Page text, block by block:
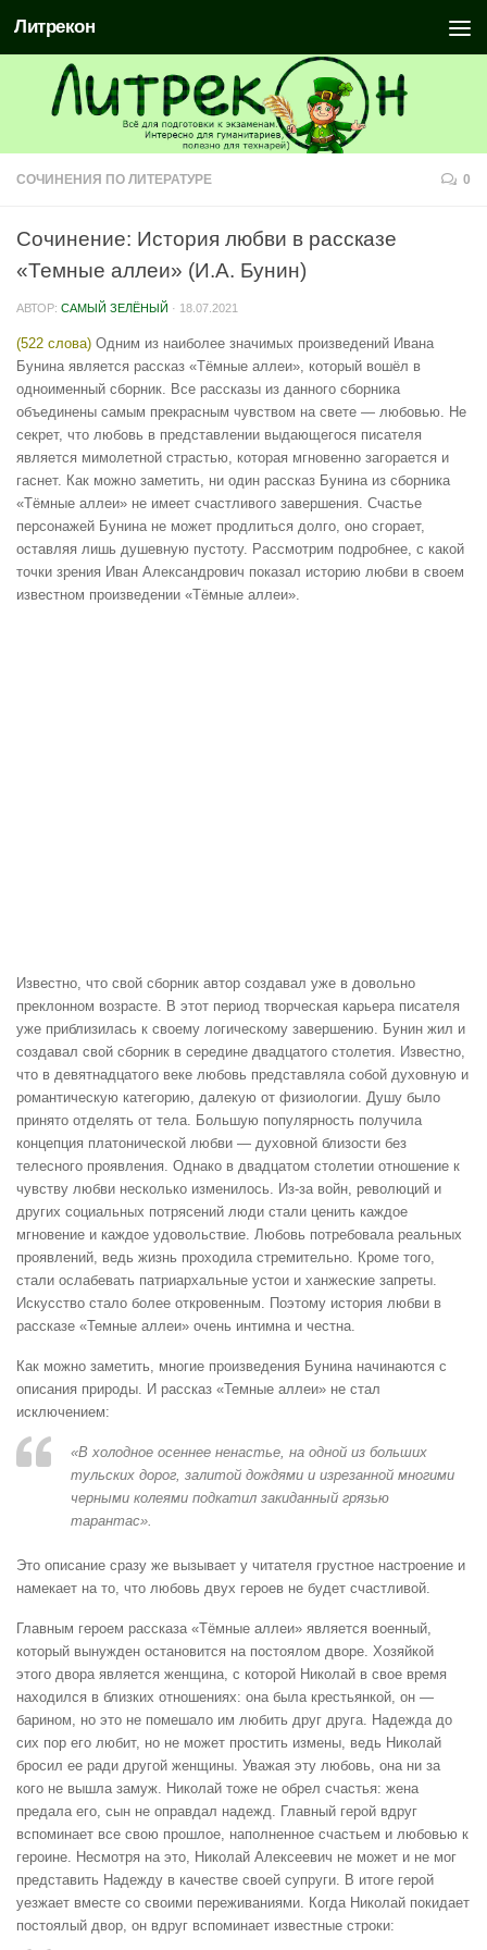
Литрекон
СОЧИНЕНИЯ ПО ЛИТЕРАТУРЕ 0
Сочинение: История любви в рассказе
«Темные аллеи» (И.А. Бунин)
АВТОР: САМЫЙ ЗЕЛЁНЫЙ · 18.07.2021
(522 слова) Одним из наиболее значимых произведений Ивана
Бунина является рассказ «Тёмные аллеи», который вошёл в
одноименный сборник. Все рассказы из данного сборника
объединены самым прекрасным чувством на свете — любовью. Не
секрет, что любовь в представлении выдающегося писателя
является мимолетной страстью, которая мгновенно загорается и
гаснет. Как можно заметить, ни один рассказ Бунина из сборника
«Тёмные аллеи» не имеет счастливого завершения. Счастье
персонажей Бунина не может продлиться долго, оно сгорает,
оставляя лишь душевную пустоту. Рассмотрим подробнее, с какой
точки зрения Иван Александрович показал историю любви в своем
известном произведении «Тёмные аллеи».
Известно, что свой сборник автор создавал уже в довольно
преклонном возрасте. В этот период творческая карьера писателя
уже приблизилась к своему логическому завершению. Бунин жил и
создавал свой сборник в середине двадцатого столетия. Известно,
что в девятнадцатого веке любовь представляла собой духовную и
романтическую категорию, далекую от физиологии. Душу было
принято отделять от тела. Большую популярность получила
концепция платонической любви — духовной близости без
телесного проявления. Однако в двадцатом столетии отношение к
чувству любви несколько изменилось. Из-за войн, революций и
других социальных потрясений люди стали ценить каждое
мгновение и каждое удовольствие. Любовь потребовала реальных
проявлений, ведь жизнь проходила стремительно. Кроме того,
стали ослабевать патриархальные устои и ханжеские запреты.
Искусство стало более откровенным. Поэтому история любви в
рассказе «Темные аллеи» очень интимна и честна.
Как можно заметить, многие произведения Бунина начинаются с
описания природы. И рассказ «Темные аллеи» не стал
исключением:
«В холодное осеннее ненастье, на одной из больших
тульских дорог, залитой дождями и изрезанной многими
черными колеями подкатил закиданный грязью
тарантас».
Это описание сразу же вызывает у читателя грустное настроение и
намекает на то, что любовь двух героев не будет счастливой.
Главным героем рассказа «Тёмные аллеи» является военный,
который вынужден остановится на постоялом дворе. Хозяйкой
этого двора является женщина, с которой Николай в свое время
находился в близких отношениях: она была крестьянкой, он —
барином, но это не помешало им любить друг друга. Надежда до
сих пор его любит, но не может простить измены, ведь Николай
бросил ее ради другой женщины. Уважая эту любовь, она ни за
кого не вышла замуж. Николай тоже не обрел счастья: жена
предала его, сын не оправдал надежд. Главный герой вдруг
вспоминает все свою прошлое, наполненное счастьем и любовью к
героине. Несмотря на это, Николай Алексеевич не может и не мог
представить Надежду в качестве своей супруги. В итоге герой
уезжает вместе со своими переживаниями. Когда Николай покидает
постоялый двор, он вдруг вспоминает известные строки: